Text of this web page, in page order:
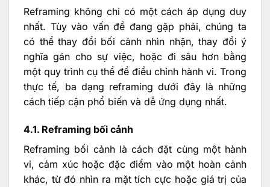
Reframing không chỉ có một cách áp dụng duy
nhất. Tùy vào vấn đề đang gặp phải, chúng ta
có thể thay đổi bối cảnh nhìn nhận, thay đổi ý
nghĩa gán cho sự việc, hoặc đi sâu hơn bằng
một quy trình cụ thể để điều chỉnh hành vi. Trong
thực tế, ba dạng reframing dưới đây là những
cách tiếp cận phổ biến và dễ ứng dụng nhất.
4.1. Reframing bối cảnh
Reframing bối cảnh là cách đặt cùng một hành
vi, cảm xúc hoặc đặc điểm vào một hoàn cảnh
khác, từ đó nhìn ra mặt tích cực hoặc giá trị của